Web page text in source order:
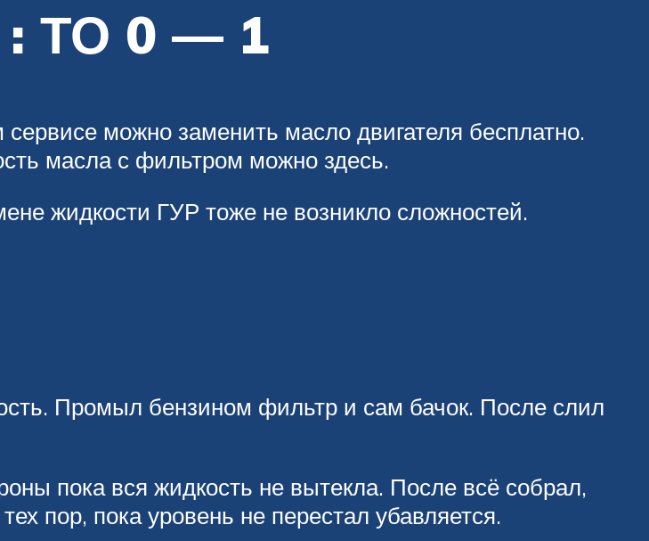
: ТО 0 — 1
можно заменить масло двигателя бесплатно.
масла с фильтром можно здесь.
жидкости ГУР тоже не возникло сложностей.
Промыл бензином фильтр и сам бачок. После слил
пока вся жидкость не вытекла. После всё собрал,
пор, пока уровень не перестал убавляется.